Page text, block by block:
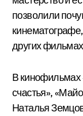
позволили
других
В
счастья»,
Наталья